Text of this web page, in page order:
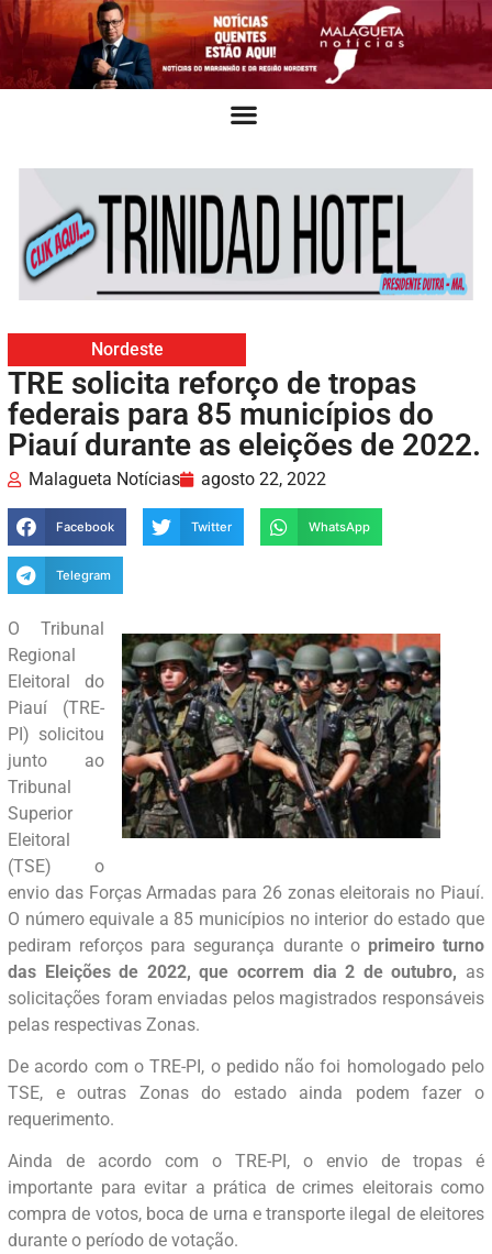
Nordeste
TRE solicita reforço de tropas
federais para 85 municípios do
Piauí durante as eleições de 2022.
Malagueta Notícias agosto 22, 2022
Facebook Twitter WhatsApp
Telegram
O Tribunal
Regional
Eleitoral do
Piauí (TRE-
PI) solicitou
junto ao
Tribunal
Superior
Eleitoral
(TSE) o
envio das Forças Armadas para 26 zonas eleitorais no Piauí.
O número equivale a 85 municípios no interior do estado que
pediram reforços para segurança durante o primeiro turno
das Eleições de 2022, que ocorrem dia 2 de outubro, as
solicitações foram enviadas pelos magistrados responsáveis
pelas respectivas Zonas.
De acordo com o TRE-PI, o pedido não foi homologado pelo
TSE, e outras Zonas do estado ainda podem fazer o
requerimento.
Ainda de acordo com o TRE-PI, o envio de tropas é
importante para evitar a prática de crimes eleitorais como
compra de votos, boca de urna e transporte ilegal de eleitores
durante o período de votação.